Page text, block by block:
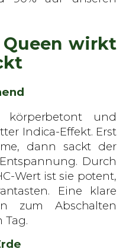
wirkt
und
Indica-Effekt. Erst
dann sackt der
Durch
Wert ist sie potent,
Eine klare
zum Abschalten
Tag.